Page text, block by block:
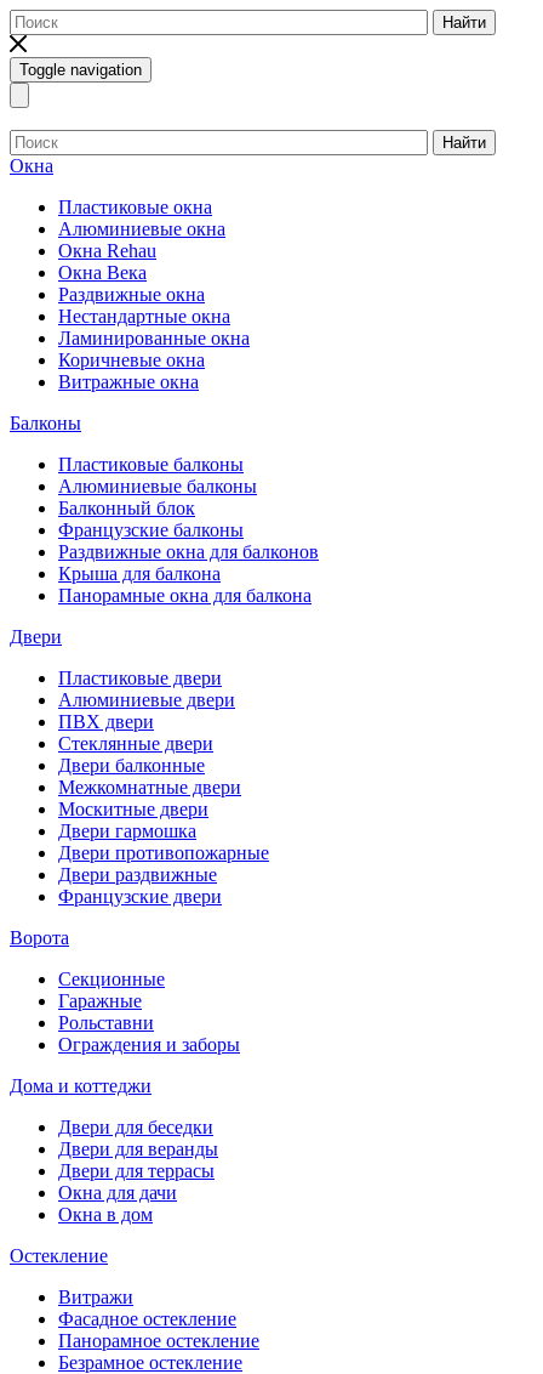
Найти
Toggle navigation
Найти
Окна
Пластиковые окна
Алюминиевые окна
Окна Rehau
Окна Века
Раздвижные окна
Нестандартные окна
Ламинированные окна
Коричневые окна
Витражные окна
Балконы
Пластиковые балконы
Алюминиевые балконы
Балконный блок
Французские балконы
Раздвижные окна для балконов
Крыша для балкона
Панорамные окна для балкона
Двери
Пластиковые двери
Алюминиевые двери
ПВХ двери
Стеклянные двери
Двери балконные
Межкомнатные двери
Москитные двери
Двери гармошка
Двери противопожарные
Двери раздвижные
Французские двери
Ворота
Секционные
Гаражные
Рольставни
Ограждения и заборы
Дома и коттеджи
Двери для беседки
Двери для веранды
Двери для террасы
Окна для дачи
Окна в дом
Остекление
Витражи
Фасадное остекление
Панорамное остекление
Безрамное остекление